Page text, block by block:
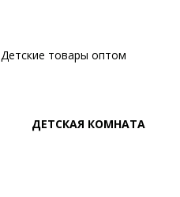
Детские товары оптом
ДЕТСКАЯ КОМНАТА